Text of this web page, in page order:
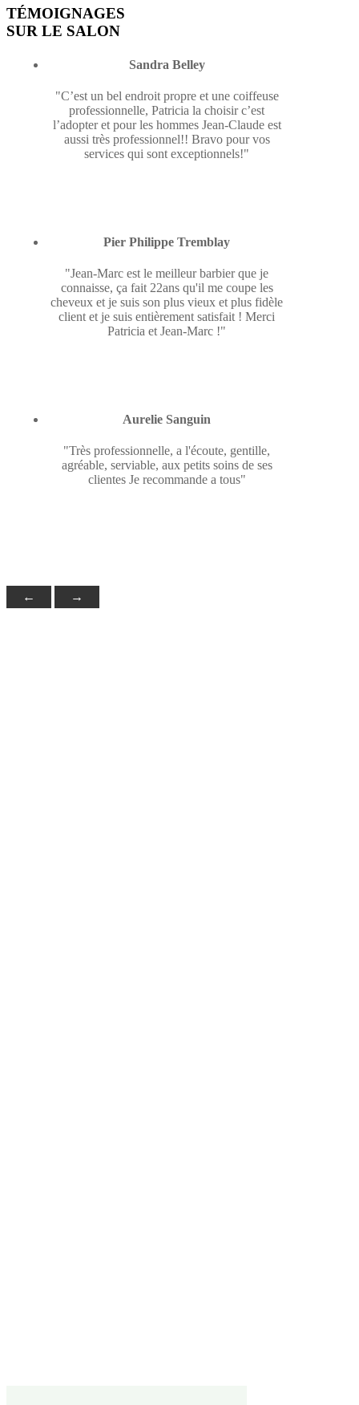
TÉMOIGNAGES
SUR LE SALON
Sandra Belley
"C’est un bel endroit propre et une coiffeuse
professionnelle, Patricia la choisir c’est
l’adopter et pour les hommes Jean-Claude est
aussi très professionnel!! Bravo pour vos
services qui sont exceptionnels!"
Pier Philippe Tremblay
"Jean-Marc est le meilleur barbier que je
connaisse, ça fait 22ans qu'il me coupe les
cheveux et je suis son plus vieux et plus fidèle
client et je suis entièrement satisfait ! Merci
Patricia et Jean-Marc !"
Aurelie Sanguin
"Très professionnelle, a l'écoute, gentille,
agréable, serviable, aux petits soins de ses
clientes Je recommande a tous"
← →